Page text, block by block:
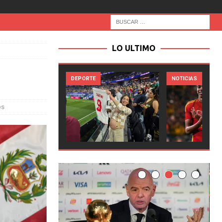
LO ULTIMO
NOTICIAS NOTICIAS